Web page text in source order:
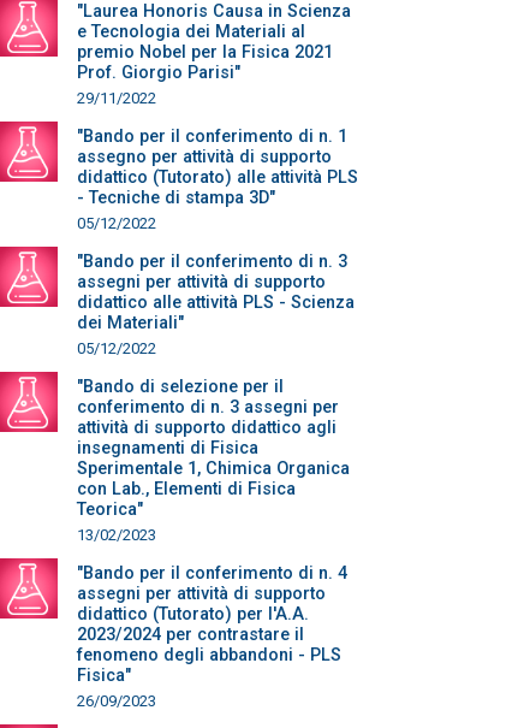
"Laurea Honoris Causa in Scienza
e Tecnologia dei Materiali al
premio Nobel per la Fisica 2021
Prof. Giorgio Parisi"
29/11/2022
"Bando per il conferimento di n. 1
assegno per attività di supporto
didattico (Tutorato) alle attività PLS
- Tecniche di stampa 3D"
05/12/2022
"Bando per il conferimento di n. 3
assegni per attività di supporto
didattico alle attività PLS - Scienza
dei Materiali"
05/12/2022
"Bando di selezione per il
conferimento di n. 3 assegni per
attività di supporto didattico agli
insegnamenti di Fisica
Sperimentale 1, Chimica Organica
con Lab., Elementi di Fisica
Teorica"
13/02/2023
"Bando per il conferimento di n. 4
assegni per attività di supporto
didattico (Tutorato) per l'A.A.
2023/2024 per contrastare il
fenomeno degli abbandoni - PLS
Fisica"
26/09/2023